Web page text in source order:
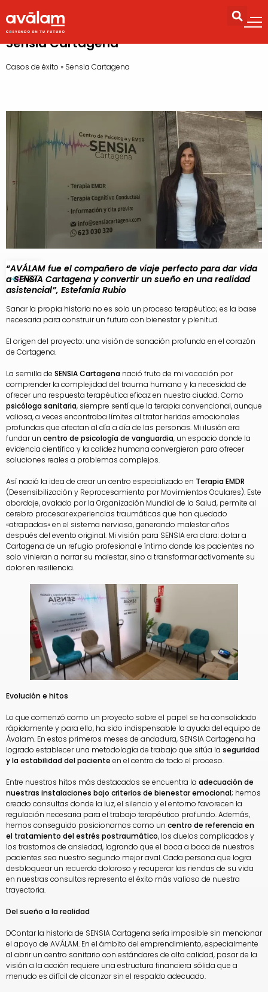
Sensia Cartagena
Casos de éxito » Sensia Cartagena
“AVÁLAM fue el compañero de viaje perfecto para dar vida
a SENSIA Cartagena y convertir un sueño en una realidad
asistencial”, Estefanía Rubio
Sanar la propia historia no es solo un proceso terapéutico; es la base
necesaria para construir un futuro con bienestar y plenitud.
El origen del proyecto: una visión de sanación profunda en el corazón
de Cartagena.
La semilla de SENSIA Cartagena nació fruto de mi vocación por
comprender la complejidad del trauma humano y la necesidad de
ofrecer una respuesta terapéutica eficaz en nuestra ciudad. Como
psicóloga sanitaria, siempre sentí que la terapia convencional, aunque
valiosa, a veces encontraba límites al tratar heridas emocionales
profundas que afectan al día a día de las personas. Mi ilusión era
fundar un centro de psicología de vanguardia, un espacio donde la
evidencia científica y la calidez humana convergieran para ofrecer
soluciones reales a problemas complejos.
Así nació la idea de crear un centro especializado en Terapia EMDR
(Desensibilización y Reprocesamiento por Movimientos Oculares). Este
abordaje, avalado por la Organización Mundial de la Salud, permite al
cerebro procesar experiencias traumáticas que han quedado
«atrapadas» en el sistema nervioso, generando malestar años
después del evento original. Mi visión para SENSIA era clara: dotar a
Cartagena de un refugio profesional e íntimo donde los pacientes no
solo vinieran a narrar su malestar, sino a transformar activamente su
dolor en resiliencia.
Evolución e hitos
Lo que comenzó como un proyecto sobre el papel se ha consolidado
rápidamente y para ello, ha sido indispensable la ayuda del equipo de
Ávalam. En estos primeros meses de andadura, SENSIA Cartagena ha
logrado establecer una metodología de trabajo que sitúa la seguridad
y la estabilidad del paciente en el centro de todo el proceso.
Entre nuestros hitos más destacados se encuentra la adecuación de
nuestras instalaciones bajo criterios de bienestar emocional; hemos
creado consultas donde la luz, el silencio y el entorno favorecen la
regulación necesaria para el trabajo terapéutico profundo. Además,
hemos conseguido posicionarnos como un centro de referencia en
el tratamiento del estrés postraumático, los duelos complicados y
los trastornos de ansiedad, logrando que el boca a boca de nuestros
pacientes sea nuestro segundo mejor aval. Cada persona que logra
desbloquear un recuerdo doloroso y recuperar las riendas de su vida
en nuestras consultas representa el éxito más valioso de nuestra
trayectoria.
Del sueño a la realidad
DContar la historia de SENSIA Cartagena sería imposible sin mencionar
el apoyo de AVÁLAM. En el ámbito del emprendimiento, especialmente
al abrir un centro sanitario con estándares de alta calidad, pasar de la
visión a la acción requiere una estructura financiera sólida que a
menudo es difícil de alcanzar sin el respaldo adecuado.